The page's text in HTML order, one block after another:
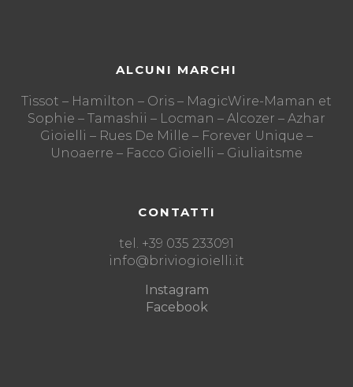
ALCUNI MARCHI
Tissot – Hamilton – Oris – MagicWire-Maman et
Sophie – Tamashii – Locman – Alcozer – Azhar
Gioielli – Rues De Mille – Forever Unique –
Unoaerre – Facco Gioielli – Giuliaitsme
CONTATTI
tel. +39 035 233091
info@briviogioielli.it
Instagram
Facebook